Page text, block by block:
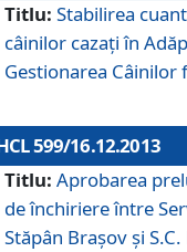
Titlu: Stabilirea
câinilor cazaţi în
Gestionarea Câinilor
599/16.12.2013
Titlu: Aprobarea
de închiriere între
Stăpân Braşov şi